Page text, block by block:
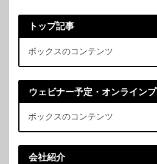
トップ記事
ボックスのコンテンツ
ウェビナー予定・オンライン
ボックスのコンテンツ
会社紹介